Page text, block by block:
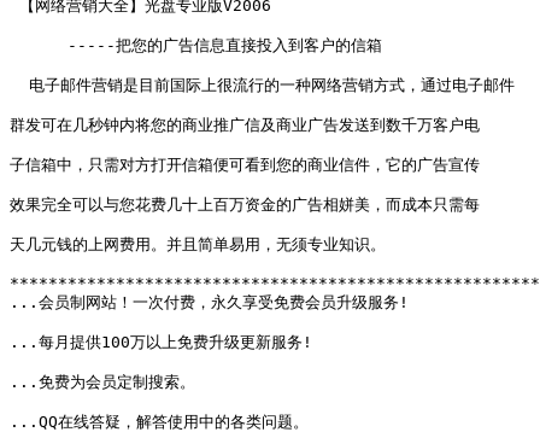
【网络营销大全】光盘专业版V2006
      -----把您的广告信息直接投入到客户的信箱
  电子邮件营销是目前国际上很流行的一种网络营销方式，通过电子邮件
群发可在几秒钟内将您的商业推广信及商业广告发送到数千万客户电
子信箱中，只需对方打开信箱便可看到您的商业信件，它的广告宣传
效果完全可以与您花费几十上百万资金的广告相姘美，而成本只需每
天几元钱的上网费用。并且简单易用，无须专业知识。
...会员制网站！一次付费，永久享受免费会员升级服务!
...每月提供100万以上免费升级更新服务!
...免费为会员定制搜索。
...QQ在线答疑，解答使用中的各类问题。